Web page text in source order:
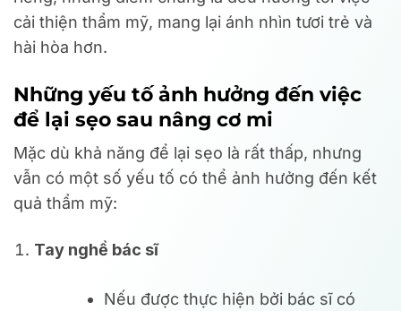
cải thiện thẩm mỹ, mang lại ánh nhìn tươi trẻ và
hài hòa hơn.
Những yếu tố ảnh hưởng đến việc
để lại sẹo sau nâng cơ mi
Mặc dù khả năng để lại sẹo là rất thấp, nhưng
vẫn có một số yếu tố có thể ảnh hưởng đến kết
quả thẩm mỹ:
Tay nghề bác sĩ
Nếu được thực hiện bởi bác sĩ có